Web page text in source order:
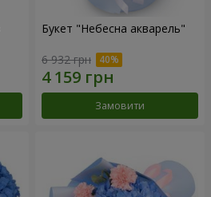
Букет "Небесна акварель"
6 932 грн
Замовити